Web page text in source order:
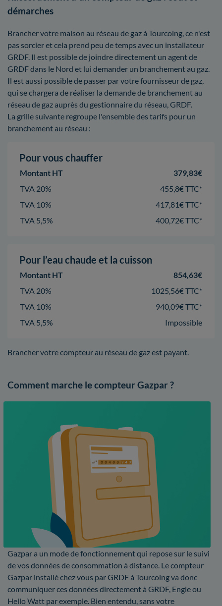
démarches
Brancher votre maison au réseau de gaz à Tourcoing, ce n'est
pas sorcier et cela prend peu de temps avec un installateur
GRDF. Il est possible de joindre directement un agent de
GRDF dans le Nord et lui demander un branchement au gaz.
Il est aussi possible de passer par votre fournisseur de gaz,
qui se chargera de réaliser la demande de branchement au
réseau de gaz auprès du gestionnaire du réseau, GRDF.
La grille suivante regroupe l'ensemble des tarifs pour un
branchement au réseau :
Pour vous chauffer
Montant HT
379,83€
TVA 20%
455,8€ TTC*
TVA 10%
417,81€ TTC*
TVA 5,5%
400,72€ TTC*
Pour l’eau chaude et la cuisson
Montant HT
854,63€
TVA 20%
1025,56€ TTC*
TVA 10%
940,09€ TTC*
TVA 5,5%
Impossible
Brancher votre compteur au réseau de gaz est payant.
Comment marche le compteur Gazpar ?
Gazpar a un mode de fonctionnement qui repose sur le suivi
de vos données de consommation à distance. Le compteur
Gazpar installé chez vous par GRDF à Tourcoing va donc
communiquer ces données directement à GRDF, Engie ou
Hello Watt par exemple. Bien entendu, sans votre